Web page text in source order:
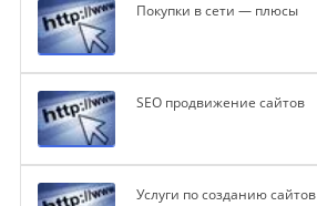
Покупки в сети — плюсы
SEO продвижение сайтов
Услуги по созданию сайтов